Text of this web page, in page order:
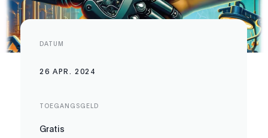
DATUM
26 APR. 2024
TOEGANGSGELD
Gratis